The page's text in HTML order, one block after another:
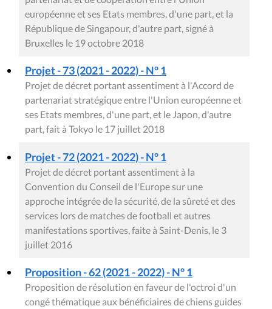
européenne et ses Etats membres, d'une part, et la
République de Singapour, d'autre part, signé à
Bruxelles le 19 octobre 2018
Projet - 73 (2021 - 2022) - N° 1
Projet de décret portant assentiment à l'Accord de
partenariat stratégique entre l'Union européenne et
ses Etats membres, d'une part, et le Japon, d'autre
part, fait à Tokyo le 17 juillet 2018
Projet - 72 (2021 - 2022) - N° 1
Projet de décret portant assentiment à la
Convention du Conseil de l'Europe sur une
approche intégrée de la sécurité, de la sûreté et des
services lors de matches de football et autres
manifestations sportives, faite à Saint-Denis, le 3
juillet 2016
Proposition - 62 (2021 - 2022) - N° 1
Proposition de résolution en faveur de l'octroi d'un
congé thématique aux bénéficiaires de chiens guides